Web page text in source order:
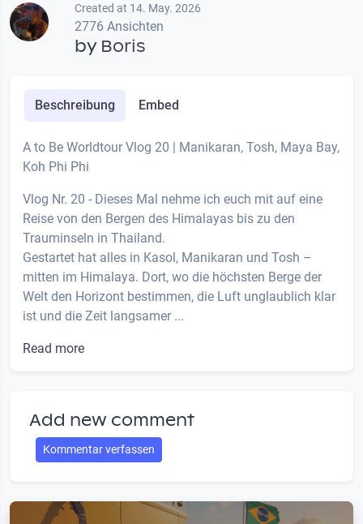
Created at 14. May. 2026
2776 Ansichten
by Boris
Beschreibung Embed
A to Be Worldtour Vlog 20 | Manikaran, Tosh, Maya Bay,
Koh Phi Phi
Vlog Nr. 20 - Dieses Mal nehme ich euch mit auf eine
Reise von den Bergen des Himalayas bis zu den
Trauminseln in Thailand.
Gestartet hat alles in Kasol, Manikaran und Tosh –
mitten im Himalaya. Dort, wo die höchsten Berge der
Welt den Horizont bestimmen, die Luft unglaublich klar
ist und die Zeit langsamer ...
Read more
Add new comment
Kommentar verfassen